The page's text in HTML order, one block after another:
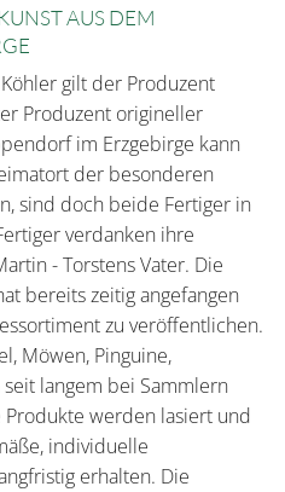
AUS DEM
gilt der Produzent
Produzent origineller
im Erzgebirge kann
der besonderen
sind doch beide Fertiger in
verdanken ihre
- Torstens Vater. Die
bereits zeitig angefangen
zu veröffentlichen.
Möwen, Pinguine,
seit langem bei Sammlern
Produkte werden lasiert und
individuelle
erhalten. Die